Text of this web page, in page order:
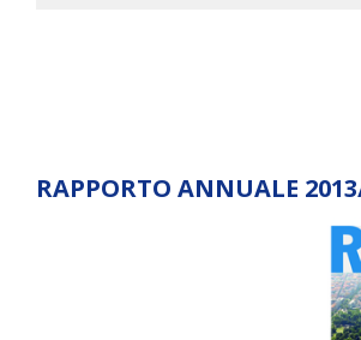
RAPPORTO ANNUALE